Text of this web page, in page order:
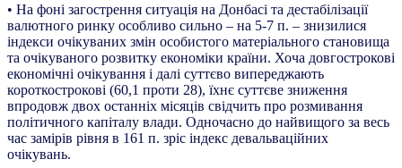
• На фоні загострення ситуація на Донбасі та дестабілізації
валютного ринку особливо сильно – на 5-7 п. – знизилися
індекси очікуваних змін особистого матеріального становища
та очікуваного розвитку економіки країни. Хоча довгострокові
економічні очікування і далі суттєво випереджають
короткострокові (60,1 проти 28), їхнє суттєве зниження
впродовж двох останніх місяців свідчить про розмивання
політичного капіталу влади. Одночасно до найвищого за весь
час замірів рівня в 161 п. зріс індекс девальваційних
очікувань.